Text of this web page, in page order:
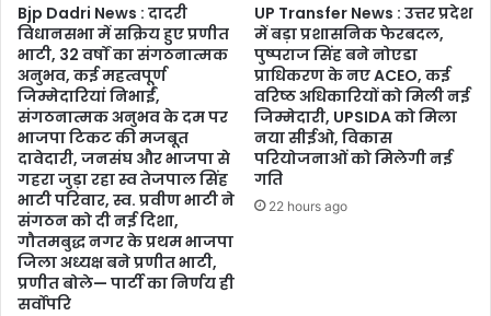
Bjp Dadri News : दादरी
विधानसभा में सक्रिय हुए प्रणीत
भाटी, 32 वर्षों का संगठनात्मक
अनुभव, कई महत्वपूर्ण
जिम्मेदारियां निभाईं,
संगठनात्मक अनुभव के दम पर
भाजपा टिकट की मजबूत
दावेदारी, जनसंघ और भाजपा से
गहरा जुड़ा रहा स्व तेजपाल सिंह
भाटी परिवार, स्व. प्रवीण भाटी ने
संगठन को दी नई दिशा,
गौतमबुद्ध नगर के प्रथम भाजपा
जिला अध्यक्ष बने प्रणीत भाटी,
प्रणीत बोले— पार्टी का निर्णय ही
सर्वोपरि
UP Transfer News : उत्तर प्रदेश
में बड़ा प्रशासनिक फेरबदल,
पुष्पराज सिंह बने नोएडा
प्राधिकरण के नए ACEO, कई
वरिष्ठ अधिकारियों को मिली नई
जिम्मेदारी, UPSIDA को मिला
नया सीईओ, विकास
परियोजनाओं को मिलेगी नई
गति
22 hours ago